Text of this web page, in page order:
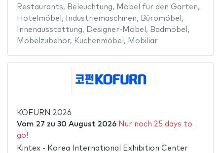
Restaurants, Beleuchtung, Möbel für den Garten,
Hotelmöbel , Industriemaschinen, Büromöbel ,
Innenausstattung, Designer-Möbel , Badmöbel ,
Möbelzubehör, Küchenmöbel , Mobiliar
KOFURN 2026
Vom 27 zu 30 August 2026 Nur noch 25 days to
go!
Kintex - Korea International Exhibition Center